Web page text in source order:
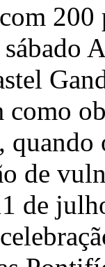
200
como
de
de